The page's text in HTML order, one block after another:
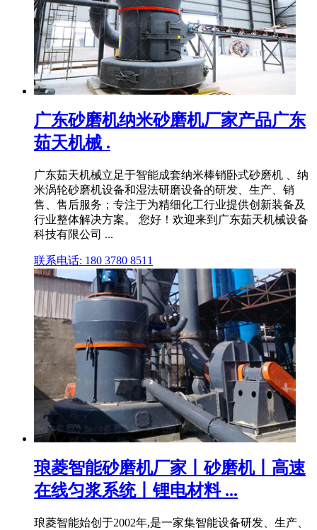
广东砂磨机纳米砂磨机厂家产品广东
茹天机械 .
广东茹天机械立足于智能成套纳米棒销卧式砂磨机 、纳
米涡轮砂磨机设备和湿法研磨设备的研发、生产、销
售、售后服务；专注于为精细化工行业提供创新装备及
行业整体解决方案。 您好！欢迎来到广东茹天机械设备
科技有限公司 ...
联系电话: 180 3780 8511
琅菱智能砂磨机厂家丨砂磨机丨高速
在线匀浆系统丨锂电材料 ...
琅菱智能始创于2002年,是一家集智能设备研发、生产、